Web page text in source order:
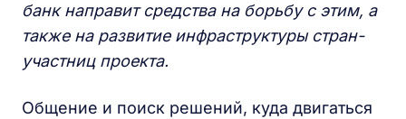
банк направит средства на борьбу с этим, а
также на развитие инфраструктуры стран-
участниц проекта.
Общение и поиск решений, куда двигаться